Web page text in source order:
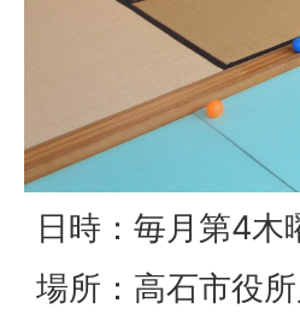
日時：毎月第4
場所：高石市役